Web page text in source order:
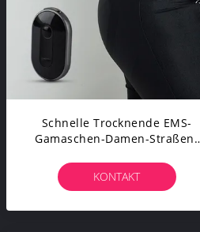
Schnelle Trocknende EMS-
Gamaschen-Damen-Straßen-
Annehmbar
KONTAKT